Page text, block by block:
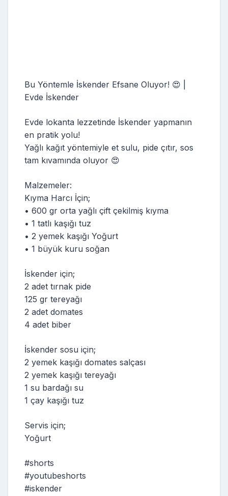
Bu Yöntemle İskender Efsane Oluyor! 😍 |
Evde İskender
Evde lokanta lezzetinde İskender yapmanın
en pratik yolu!
Yağlı kağıt yöntemiyle et sulu, pide çıtır, sos
tam kıvamında oluyor 😍
Malzemeler:
Kıyma Harcı İçin;
• 600 gr orta yağlı çift çekilmiş kıyma
• 1 tatlı kaşığı tuz
• 2 yemek kaşığı Yoğurt
• 1 büyük kuru soğan
İskender için;
2 adet tırnak pide
125 gr tereyağı
2 adet domates
4 adet biber
İskender sosu için;
2 yemek kaşığı domates salçası
2 yemek kaşığı tereyağı
1 su bardağı su
1 çay kaşığı tuz
Servis için;
Yoğurt
#shorts
#youtubeshorts
#iskender